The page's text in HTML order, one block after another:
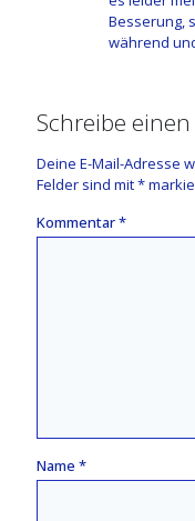
Besserung,
während
Schreibe
Deine E-Mail-Adresse
Felder sind mit*
Kommentar*
Name *